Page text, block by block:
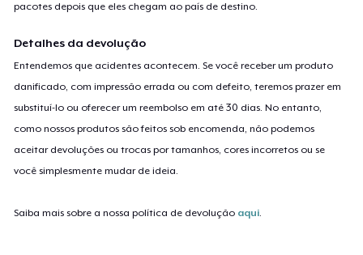
pacotes depois que eles chegam ao país de destino.
Detalhes da devolução
Entendemos que acidentes acontecem. Se você receber um produto
danificado, com impressão errada ou com defeito, teremos prazer em
substituí-lo ou oferecer um reembolso em até 30 dias. No entanto,
como nossos produtos são feitos sob encomenda, não podemos
aceitar devoluções ou trocas por tamanhos, cores incorretos ou se
você simplesmente mudar de ideia.
Saiba mais sobre a nossa política de devolução aqui.